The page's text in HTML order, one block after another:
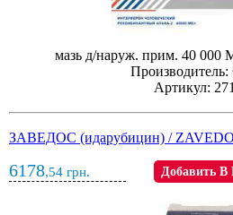
мазь д/наруж. прим. 40 000
Артикул:
ЗАВЕДОС (идарубицин) /
6178,54 грн. Добавить В